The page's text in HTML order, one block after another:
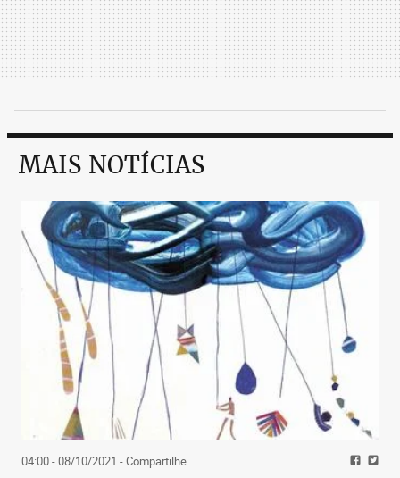
MAIS NOTÍCIAS
04:00 - 08/10/2021 - Compartilhe